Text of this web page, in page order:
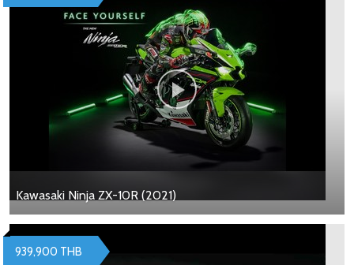
Kawasaki Ninja ZX-10R (2021)
939,900 THB